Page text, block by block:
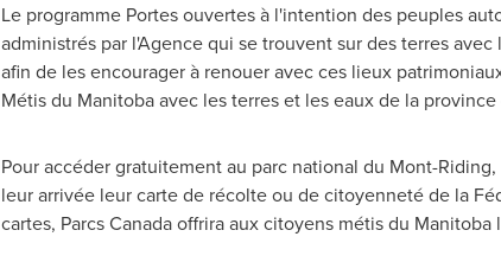
Le programme Portes ouvertes à l'intention des peuples
administrés par l'Agence qui se trouvent sur des terres
afin de les encourager à renouer avec ces lieux
Métis du Manitobaavec les terres et les eaux de la
Pour accéder gratuitement au parc national du Mont-
leur arrivée leur carte de récolte ou de citoyenneté de la
cartes, Parcs Canada offrira aux citoyens métis du Manitoba